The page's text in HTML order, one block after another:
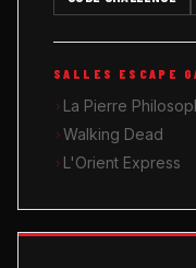
MUSIK ROOM
QUIZ GAME
SALLES ESCAPE
La Pierre
Walking Dead
L'Orient Express